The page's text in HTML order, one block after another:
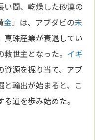
い間、乾燥した砂漠の
金 」は、アブダビの未
真珠産業が衰退してい
世主となった。 イギ
資源を掘り当て、アブ
輸出が始まると、こ
道を歩み始めた。